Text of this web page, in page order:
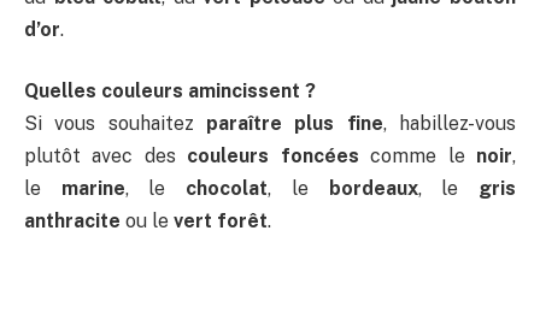
d’or.
Quelles couleurs amincissent ?
Si vous souhaitez paraître plus fine, habillez-vous
plutôt avec des couleurs foncées comme le noir,
le marine, le chocolat, le bordeaux, le gris
anthracite ou le vert forêt.